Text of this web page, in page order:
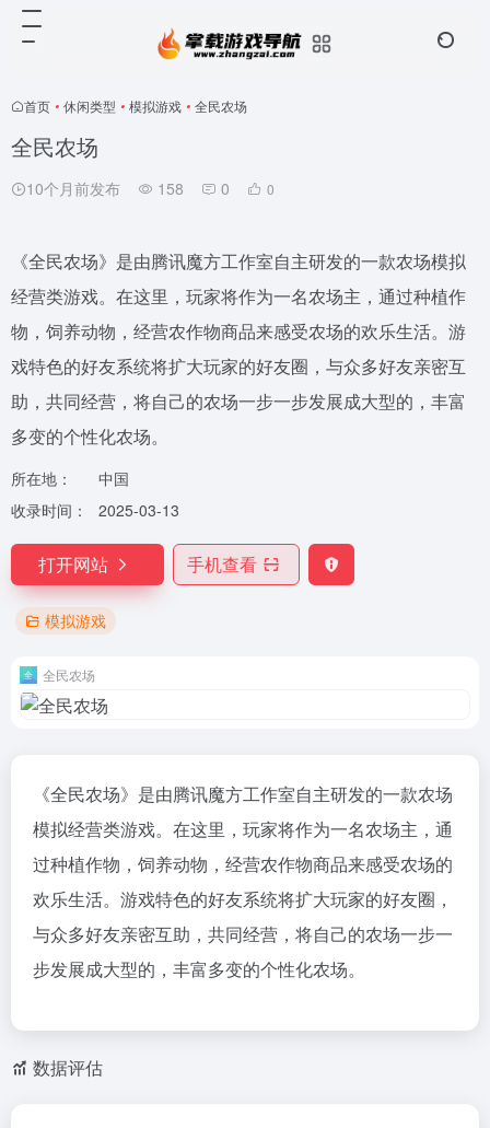
首页 • 休闲类型 • 模拟游戏 • 全民农场
全民农场
10个月前发布 158 0 0
《全民农场》是由腾讯魔方工作室自主研发的一款农场模拟
经营类游戏。在这里，玩家将作为一名农场主，通过种植作
物，饲养动物，经营农作物商品来感受农场的欢乐生活。游
戏特色的好友系统将扩大玩家的好友圈，与众多好友亲密互
助，共同经营，将自己的农场一步一步发展成大型的，丰富
多变的个性化农场。
所在地：
中国
收录时间：
2025-03-13
打开网站 手机查看
模拟游戏
全民农场
《全民农场》是由腾讯魔方工作室自主研发的一款农场
模拟经营类游戏。在这里，玩家将作为一名农场主，通
过种植作物，饲养动物，经营农作物商品来感受农场的
欢乐生活。游戏特色的好友系统将扩大玩家的好友圈，
与众多好友亲密互助，共同经营，将自己的农场一步一
步发展成大型的，丰富多变的个性化农场。
数据评估